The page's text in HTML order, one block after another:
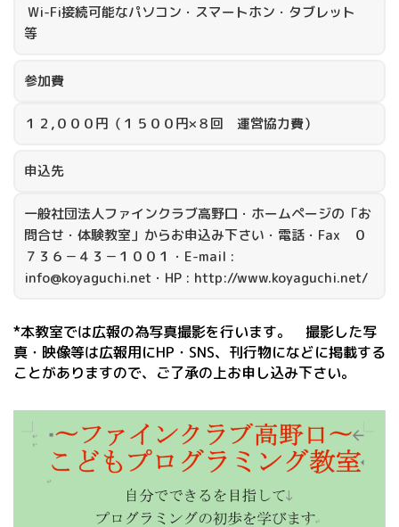
Wi-Fi接続可能なパソコン・スマートホン・タブレット
等
参加費
１２,０００円（１５００円×８回 運営協力費）
申込先
一般社団法人ファインクラブ高野口・ホームページの「お
問合せ・体験教室」からお申込み下さい・電話・Fax ０
７３６－４３－１００１・E-mail :
info@koyaguchi.net・HP : http://www.koyaguchi.net/
*本教室では広報の為写真撮影を行います。 撮影した写
真・映像等は広報用にHP・SNS、刊行物になどに掲載する
ことがありますので、ご了承の上お申し込み下さい。